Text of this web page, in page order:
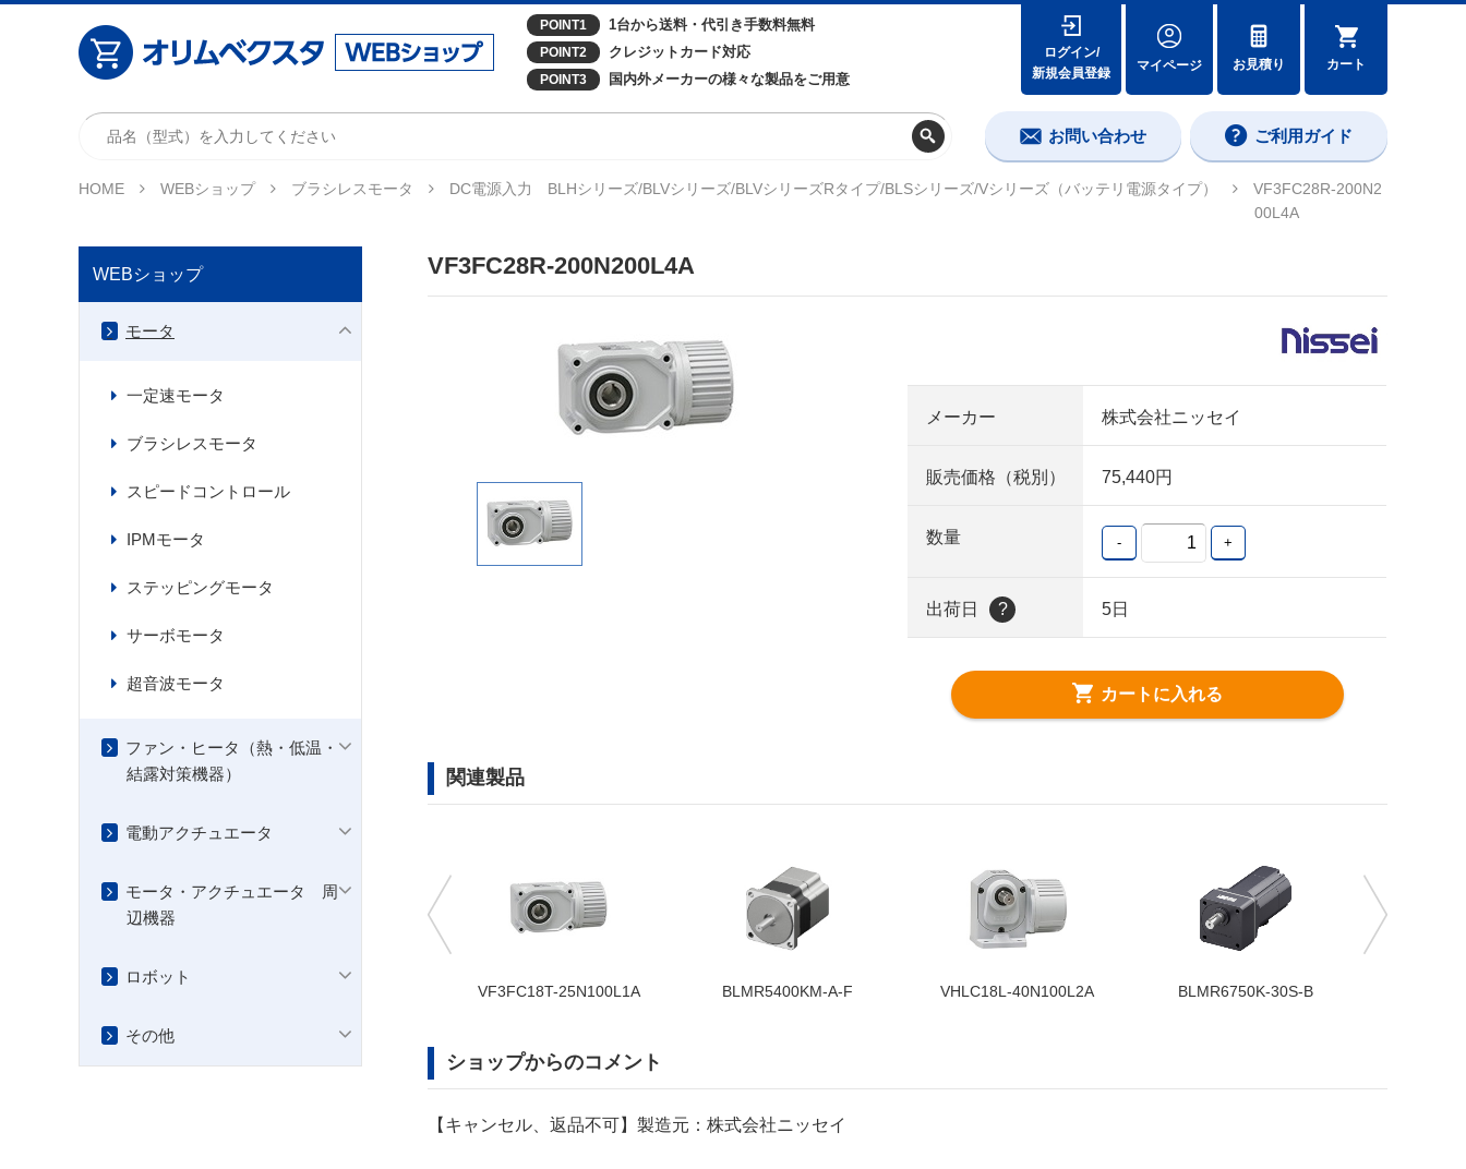
POINT1 1台から送料・代引き手数料無料
POINT2 クレジットカード対応
POINT3 国内外メーカーの様々な製品をご用意
ログイン/
新規会員登録
マイページ お見積り カート
お問い合わせ ご利用ガイド
HOME WEBショップ ブラシレスモータ DC電源入力 BLHシリーズ/BLVシリーズ/BLVシリーズRタイプ/BLSシリーズ/Vシリーズ（バッテリ電源タイプ）
VF3FC28R-200N2
00L4A
VF3FC28R-200N200L4A
メーカー 株式会社ニッセイ
販売価格（税別） 75,440円
数量 - +
出荷日 ? 5日
カートに入れる
関連製品
VGLC15-100N50L2A VF3FC18T-25N100L1A BLMR5400KM-A-F VHLC18L-40N100L2A BLMR6750K-30S-B
ショップからのコメント
【キャンセル、返品不可】製造元：株式会社ニッセイ
WEBショップ
モータ
一定速モータ
ブラシレスモータ
スピードコントロール
IPMモータ
ステッピングモータ
サーボモータ
超音波モータ
ファン・ヒータ（熱・低温・
結露対策機器）
電動アクチュエータ
モータ・アクチュエータ 周
辺機器
ロボット
その他